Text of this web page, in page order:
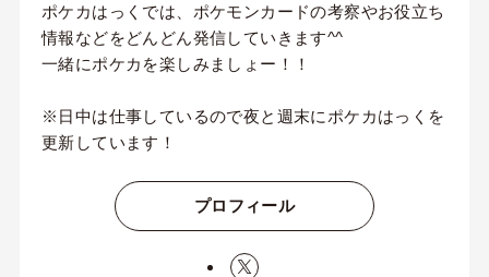
ポケカはっくでは、ポケモンカードの考察やお役立ち
情報などをどんどん発信していきます^^
一緒にポケカを楽しみましょー！！
※日中は仕事しているので夜と週末にポケカはっくを
更新しています！
プロフィール